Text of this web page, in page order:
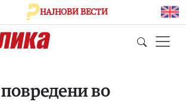
НАЈНОВИ ВЕСТИ
во